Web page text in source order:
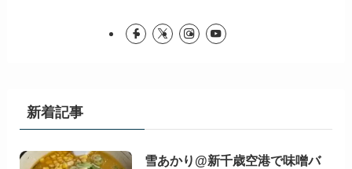
新着記事
雪あかり@新千歳空港で味噌バ